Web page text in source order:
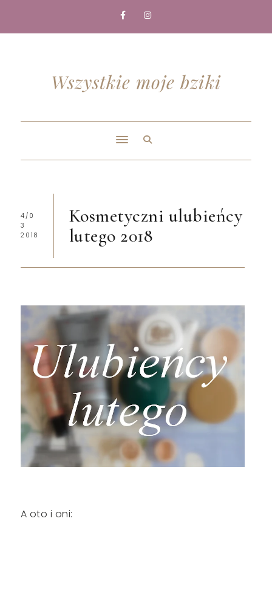
Wszystkie moje bziki
4/0
3
2018
Kosmetyczni ulubieńcy
lutego 2018
A oto i oni: